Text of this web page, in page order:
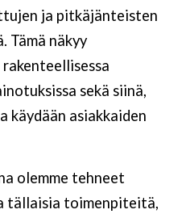
ja pitkäjänteisten
Tämä näkyy
sekä siinä,
käydään asiakkaiden
olemme tehneet
tällaisia toimenpiteitä,